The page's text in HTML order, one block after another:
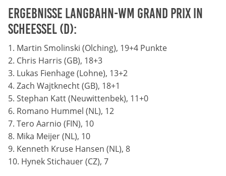
Ergebnisse Langbahn-WM Grand Prix in
Scheeßel (D):
1. Martin Smolinski (Olching), 19+4 Punkte
2. Chris Harris (GB), 18+3
3. Lukas Fienhage (Lohne), 13+2
4. Zach Wajtknecht (GB), 18+1
5. Stephan Katt (Neuwittenbek), 11+0
6. Romano Hummel (NL), 12
7. Tero Aarnio (FIN), 10
8. Mika Meijer (NL), 10
9. Kenneth Kruse Hansen (NL), 8
10. Hynek Stichauer (CZ), 7
Erstellung von Berichten über die Website-
Nutzungsstatistik dienen, ohne dass einzelne
Besucher persönlich identifiziert werden können.
Google Analytics
Name:
_gat, _ga, _gid
Anbieter:
Google LLC
Zweck:
Diese Cookies dienen zur Erhebung von Statistiken zur
Website-Nutzung.